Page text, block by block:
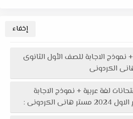
نموذج الاجابة للصف الأول الثانوى
لغة عربية + نموذج الاجابة
الكردونى :